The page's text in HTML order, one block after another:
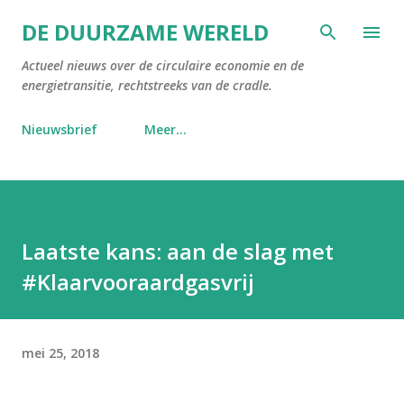
Doorgaan naar hoofdcontent
DE DUURZAME WERELD
Actueel nieuws over de circulaire economie en de
energietransitie, rechtstreeks van de cradle.
Nieuwsbrief Meer…
Laatste kans: aan de slag met
#Klaarvooraardgasvrij
mei 25, 2018